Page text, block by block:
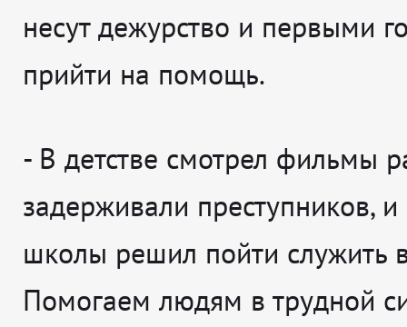
несут дежурство и первыми
прийти на помощь.
- В детстве смотрел фильмы
задерживали преступников, и
школы решил пойти служить
Помогаем людям в трудной